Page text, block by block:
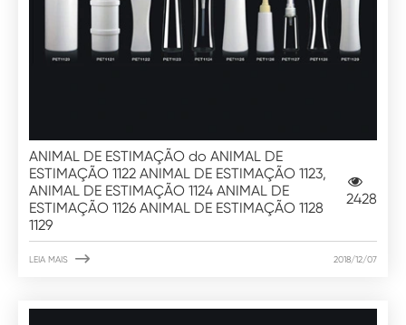
ANIMAL DE ESTIMAÇÃO do ANIMAL DE
ESTIMAÇÃO 1122 ANIMAL DE ESTIMAÇÃO 1123,
ANIMAL DE ESTIMAÇÃO 1124 ANIMAL DE
ESTIMAÇÃO 1126 ANIMAL DE ESTIMAÇÃO 1128
1129
2428
LEIA MAIS  2018/12/07